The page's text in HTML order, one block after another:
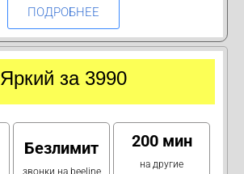
ПОДРОБНЕЕ
Яркий за 3990
Безлимит
звонки на beeline
200 мин
на другие